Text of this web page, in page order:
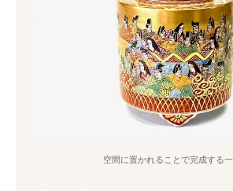
空間に置かれることで完成する一